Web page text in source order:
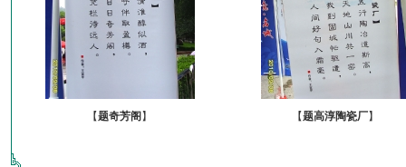
【题奇芳阁 】 【题高淳陶瓷厂】